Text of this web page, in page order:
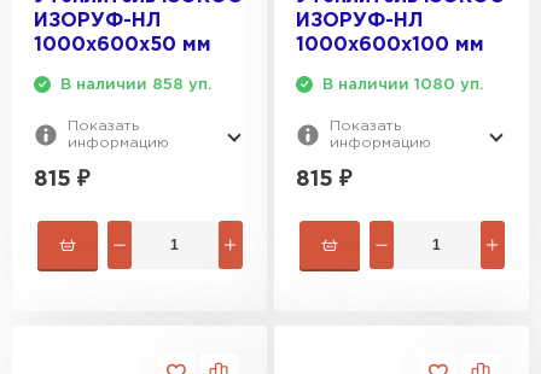
ИЗОРУФ-НЛ
1000х600х50 мм
В наличии 858 уп.
Показать
информацию
815 ₽
ИЗОРУФ-НЛ
1000х600х100 мм
В наличии 1080 уп.
Показать
информацию
815 ₽